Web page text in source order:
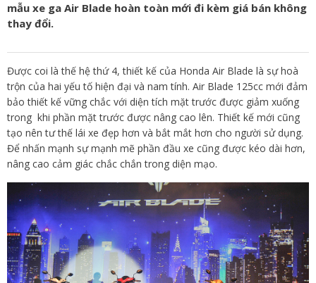
mẫu xe ga Air Blade hoàn toàn mới đi kèm giá bán không
thay đổi.
Được coi là thế hệ thứ 4, thiết kế của Honda Air Blade là sự hoà
trộn của hai yếu tố hiện đại và nam tính. Air Blade 125cc mới đảm
bảo thiết kế vững chắc với diện tích mặt trước được giảm xuống
trong khi phần mặt trước được nâng cao lên. Thiết kế mới cũng
tạo nên tư thế lái xe đẹp hơn và bắt mắt hơn cho người sử dụng.
Để nhấn mạnh sự mạnh mẽ phần đầu xe cũng được kéo dài hơn,
nâng cao cảm giác chắc chắn trong diện mạo.